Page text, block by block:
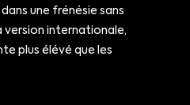
une frénésie sans
version internationale,
plus élévé que les